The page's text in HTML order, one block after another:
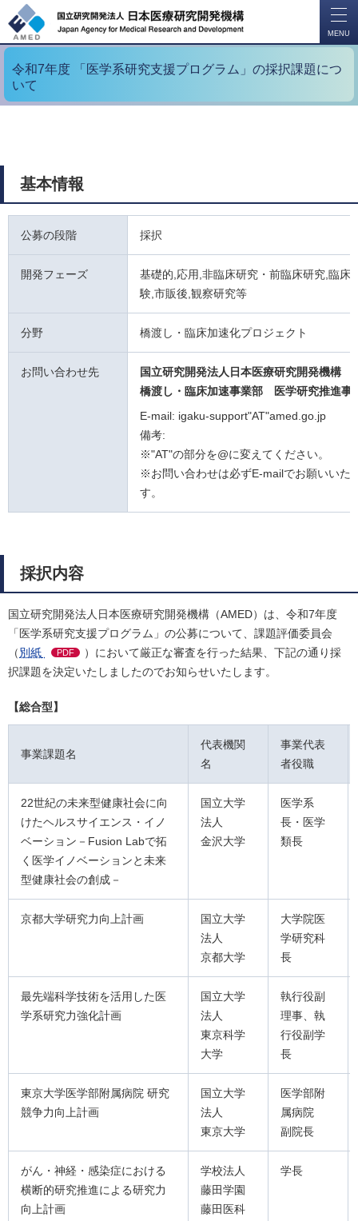
MENU
令和7年度 「医学系研究支援プログラム」の採択課題につ
いて
基本情報
公募の段階 採択
開発フェーズ
基礎的,応用,非臨床研究・前臨床研究,臨床
験,市販後,観察研究等
分野 橋渡し・臨床加速化プロジェクト
お問い合わせ先
国立研究開発法人日本医療研究開発機構
橋渡し・臨床加速事業部 医学研究推進事
E-mail: igaku-support"AT"amed.go.jp
備考:
※"AT"の部分を@に変えてください。
※お問い合わせは必ずE-mailでお願いいた
す。
採択内容
国立研究開発法人日本医療研究開発機構（AMED）は、令和7年度
「医学系研究支援プログラム」の公募について、課題評価委員会
（別紙 PDF
）において厳正な審査を行った結果、下記の通り採
択課題を決定いたしましたのでお知らせいたします。
【総合型】
事業課題名
代表機関
名
事業代表
者役職
22世紀の未来型健康社会に向
けたヘルスサイエンス・イノ
ベーション－Fusion Labで拓
く医学イノベーションと未来
型健康社会の創成－
国立大学
法人
金沢大学
医学系
長・医学
類長
京都大学研究力向上計画
国立大学
法人
京都大学
大学院医
学研究科
長
最先端科学技術を活用した医
学系研究力強化計画
国立大学
法人
東京科学
大学
執行役副
理事、執
行役副学
長
東京大学医学部附属病院 研究
競争力向上計画
国立大学
法人
東京大学
医学部附
属病院
副院長
がん・神経・感染症における
横断的研究推進による研究力
向上計画
学校法人
藤田学園
藤田医科
学長